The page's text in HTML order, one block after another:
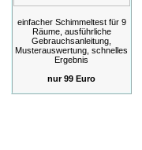
einfacher Schimmeltest für 9
Räume, ausführliche
Gebrauchsanleitung,
Musterauswertung, schnelles
Ergebnis
nur 99 Euro